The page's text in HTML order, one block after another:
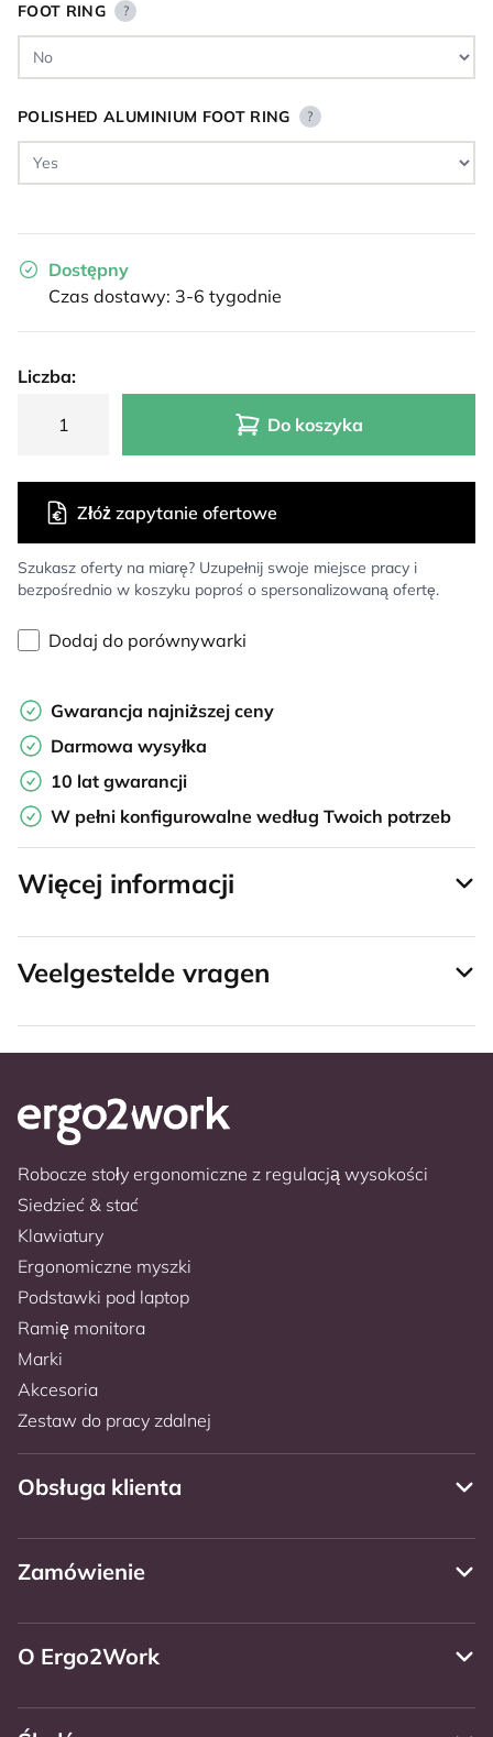
FOOT RING ?
POLISHED ALUMINIUM FOOT RING ?
Dostępny
Czas dostawy: 3-6 tygodnie
Liczba:
Do koszyka
Szukasz oferty na miarę? Uzupełnij swoje miejsce pracy i
bezpośrednio w koszyku poproś o spersonalizowaną ofertę.
Złóż zapytanie ofertowe
Dodaj do porównywarki
Gwarancja najniższej ceny
Darmowa wysyłka
10 lat gwarancji
W pełni konfigurowalne według Twoich potrzeb
Więcej informacji
Veelgestelde vragen
Robocze stoły ergonomiczne z regulacją wysokości
Siedzieć & stać
Klawiatury
Ergonomiczne myszki
Podstawki pod laptop
Ramię monitora
Marki
Akcesoria
Zestaw do pracy zdalnej
Obsługa klienta
Zamówienie
O Ergo2Work